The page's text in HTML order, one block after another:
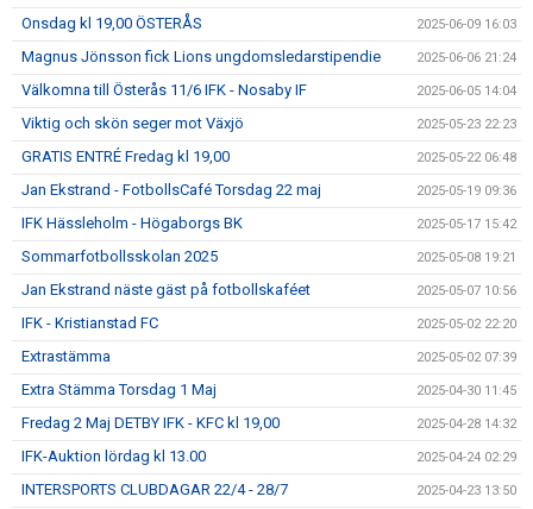
Onsdag kl 19,00 ÖSTERÅS 2025-06-09 16:03
Magnus Jönsson fick Lions ungdomsledarstipendie 2025-06-06 21:24
Välkomna till Österås 11/6 IFK - Nosaby IF 2025-06-05 14:04
Viktig och skön seger mot Växjö 2025-05-23 22:23
GRATIS ENTRÉ Fredag kl 19,00 2025-05-22 06:48
Jan Ekstrand - FotbollsCafé Torsdag 22 maj 2025-05-19 09:36
IFK Hässleholm - Högaborgs BK 2025-05-17 15:42
Sommarfotbollsskolan 2025 2025-05-08 19:21
Jan Ekstrand näste gäst på fotbollskaféet 2025-05-07 10:56
IFK - Kristianstad FC 2025-05-02 22:20
Extrastämma 2025-05-02 07:39
Extra Stämma Torsdag 1 Maj 2025-04-30 11:45
Fredag 2 Maj DETBY IFK - KFC kl 19,00 2025-04-28 14:32
IFK-Auktion lördag kl 13.00 2025-04-24 02:29
INTERSPORTS CLUBDAGAR 22/4 - 28/7 2025-04-23 13:50